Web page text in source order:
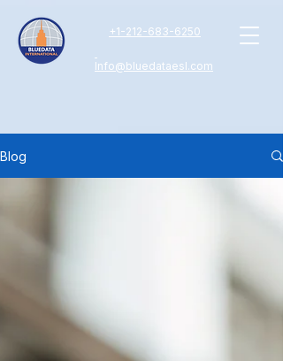
+1-212-683-6250
Info@bluedataesl.com
Blog